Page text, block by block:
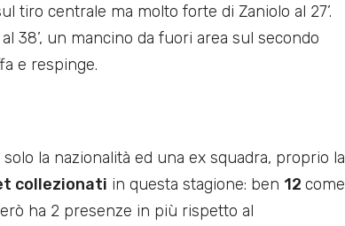
tiro centrale ma molto forte di Zaniolo al 27’.
38’, un mancino da fuori area sul secondo
e respinge.
la nazionalità ed una ex squadra, proprio la
collezionati in questa stagione: ben 12 come
ha 2 presenze in più rispetto al